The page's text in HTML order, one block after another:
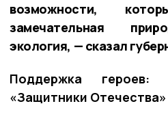
возможности,
замечательная
экология, — сказал
Поддержка
«Защитники Отечества»